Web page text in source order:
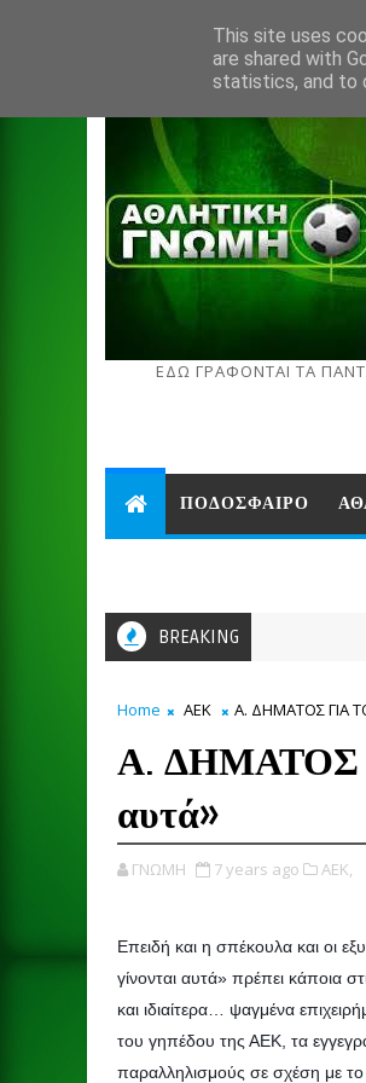
ΕΔΩ ΓΡΑΦΟΝΤΑΙ ΤΑ
ΠΟΔΟΣΦΑΙΡΟ
BREAKING
Home ΑΕΚ Α. ΔΗΜΑΤΟΣ ΓΙΑ
Α. ΔΗΜΑΤΟΣ
αυτά»
ΓΝΩΜΗ 7 years ago ΑΕΚ,
Επειδή και η σπέκουλα και οι
γίνονται αυτά» πρέπει κάποια
και ιδιαίτερα… ψαγμένα
του γηπέδου της ΑΕΚ, τα
παραλληλισμούς σε σχέση με
This site uses
are shared with
statistics, and to